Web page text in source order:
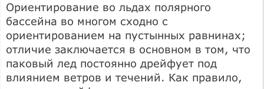
Ориентирование во льдах полярного
бассейна во многом сходно с
ориентированием на пустынных равнинах;
отличие заключается в основном в том, что
паковый лед постоянно дрейфует под
влиянием ветров и течений. Как правило,